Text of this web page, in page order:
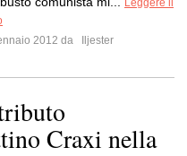
Leggere il
2012 da
Iljester
Craxi nella